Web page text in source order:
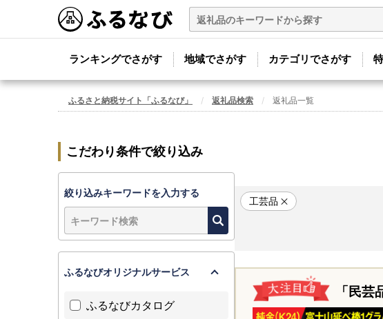
ランキングでさがす 地域でさがす カテゴリでさがす
ふるさと納税サイト「ふるなび」 返礼品検索 返礼品一覧
工芸品
「民芸
こだわり条件で絞り込み
絞り込みキーワードを入力する
ふるなびオリジナルサービス
ふるなびカタログ